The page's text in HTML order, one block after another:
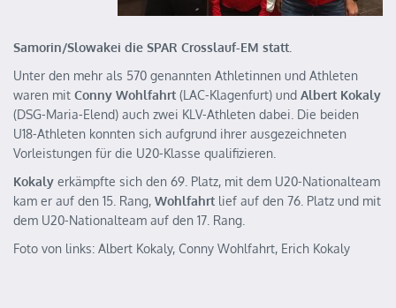
Samorin/Slowakei die SPAR Crosslauf-EM statt.
Unter den mehr als 570 genannten Athletinnen und Athleten
waren mit Conny Wohlfahrt (LAC-Klagenfurt) und Albert Kokaly
(DSG-Maria-Elend) auch zwei KLV-Athleten dabei. Die beiden
U18-Athleten konnten sich aufgrund ihrer ausgezeichneten
Vorleistungen für die U20-Klasse qualifizieren.
Kokaly erkämpfte sich den 69. Platz, mit dem U20-Nationalteam
kam er auf den 15. Rang, Wohlfahrt lief auf den 76. Platz und mit
dem U20-Nationalteam auf den 17. Rang.
Foto von links: Albert Kokaly, Conny Wohlfahrt, Erich Kokaly